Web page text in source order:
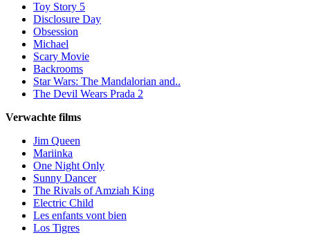
Toy Story 5
Disclosure Day
Obsession
Michael
Scary Movie
Backrooms
Star Wars: The Mandalorian and..
The Devil Wears Prada 2
Verwachte films
Jim Queen
Mariinka
One Night Only
Sunny Dancer
The Rivals of Amziah King
Electric Child
Les enfants vont bien
Los Tigres